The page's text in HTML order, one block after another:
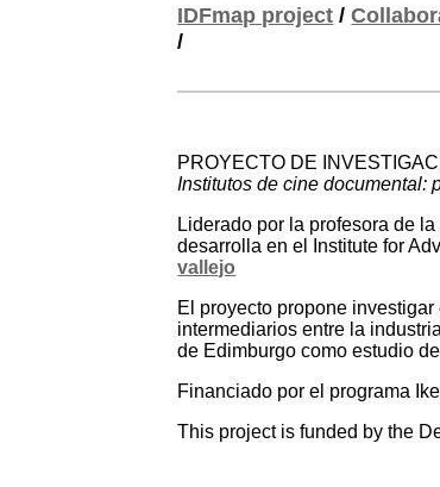
IDFmap project /
/
PROYECTO DE
Institutos de cine documental:
Liderado por la profesora de
desarrolla en el Institute for
vallejo
El proyecto propone
intermediarios entre la
de Edimburgo como estudio
Financiado por el programa
This project is funded by the